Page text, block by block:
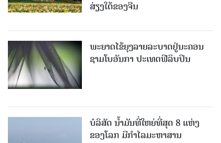
ສ່ຽງໃຕ້ຂອງຈີນ
ພະຍາດໄຂ້ຍຸງລາຍລະບາດຢູ່ນະຄອນ
ຊາມໂບ​ອັນກາ ປະເທດຟີລິບປິນ
ບໍລິສັດ ນ້ຳມັນທີ່ໃຫຍ່ທີ່ສຸດ 8 ແຫ່ງ
ຂອງໂລກ ມີກຳໄລມະຫາສານ